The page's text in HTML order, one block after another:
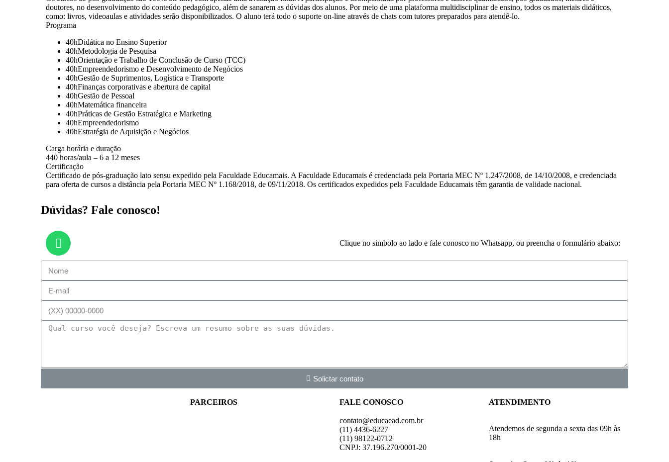
doutores, no desenvolvimento do conteúdo pedagógico, além de sanarem as dúvidas dos alunos. Por meio de uma plataforma multidisciplinar de ensino, todos os materiais didáticos,
como: livros, videoaulas e atividades serão disponibilizados. O aluno terá todo o suporte on-line através de chats com tutores preparados para atendê-lo.
Programa
40hDidática no Ensino Superior
40hMetodologia de Pesquisa
40hOrientação e Trabalho de Conclusão de Curso (TCC)
40hEmpreendedorismo e Desenvolvimento de Negócios
40hGestão de Suprimentos, Logística e Transporte
40hFinanças corporativas e abertura de capital
40hGestão de Pessoal
40hMatemática financeira
40hPráticas de Gestão Estratégica e Marketing
40hEmpreendedorismo
40hEstratégia de Aquisição e Negócios
Carga horária e duração
440 horas/aula – 6 a 12 meses
Certificação
Certificado de pós-graduação lato sensu expedido pela Faculdade Educamais. A Faculdade Educamais é credenciada pela Portaria MEC Nº 1.247/2008, de 14/10/2008, e credenciada
para oferta de cursos a distância pela Portaria MEC Nº 1.168/2018, de 09/11/2018. Os certificados expedidos pela Faculdade Educamais têm garantia de validade nacional.
Dúvidas? Fale conosco!
Clique no simbolo ao lado e fale conosco no Whatsapp, ou preencha o formulário abaixo:
Solictar contato
PARCEIROS FALE CONOSCO
contato@educaead.com.br
(11) 4436-6227
(11) ‎98122-0712
CNPJ: 37.196.270/0001-20
ATENDIMENTO
Atendemos de segunda a sexta das 09h às
18h